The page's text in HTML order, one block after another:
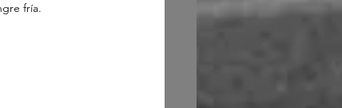
fría.